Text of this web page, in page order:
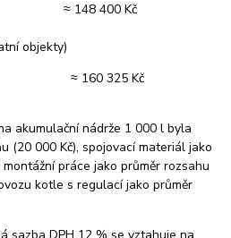
400 Kč
objekty)
325 Kč
akumulační nádrže 1 000 l byla
(20 000 Kč), spojovací materiál jako
práce jako průměr rozsahu
kotle s regulací jako průměr